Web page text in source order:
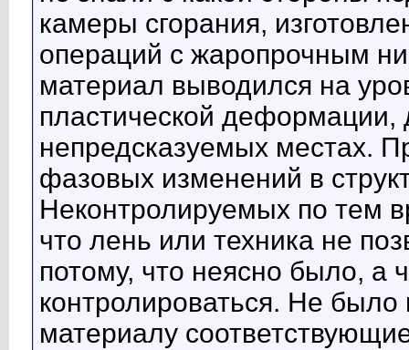
камеры сгорания,
операций с жаропрочным
материал выводился на
пластической
непредсказуемых местах.
фазовых изменений в
Неконтролируемых по тем
что лень или техника не
потому, что неясно было, а
контролироваться. Не
материалу